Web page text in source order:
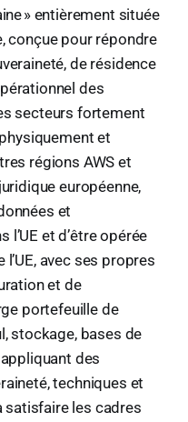
» entièrement située
conçue pour répondre
de résidence
des
secteurs fortement
et
régions AWS et
européenne,
et
et d’être opérée
avec ses propres
et de
portefeuille de
stockage, bases de
des
techniques et
satisfaire les cadres